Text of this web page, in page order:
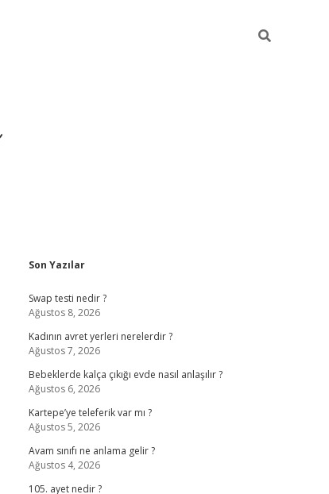
Sidebar
Son Yazılar
Swap testi nedir ?
Ağustos 8, 2026
Kadının avret yerleri nerelerdir ?
Ağustos 7, 2026
Bebeklerde kalça çıkığı evde nasıl anlaşılır ?
Ağustos 6, 2026
Kartepe’ye teleferik var mı ?
Ağustos 5, 2026
Avam sınıfı ne anlama gelir ?
Ağustos 4, 2026
105. ayet nedir ?